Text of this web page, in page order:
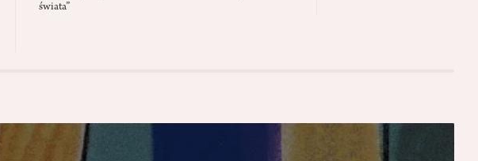
świata”